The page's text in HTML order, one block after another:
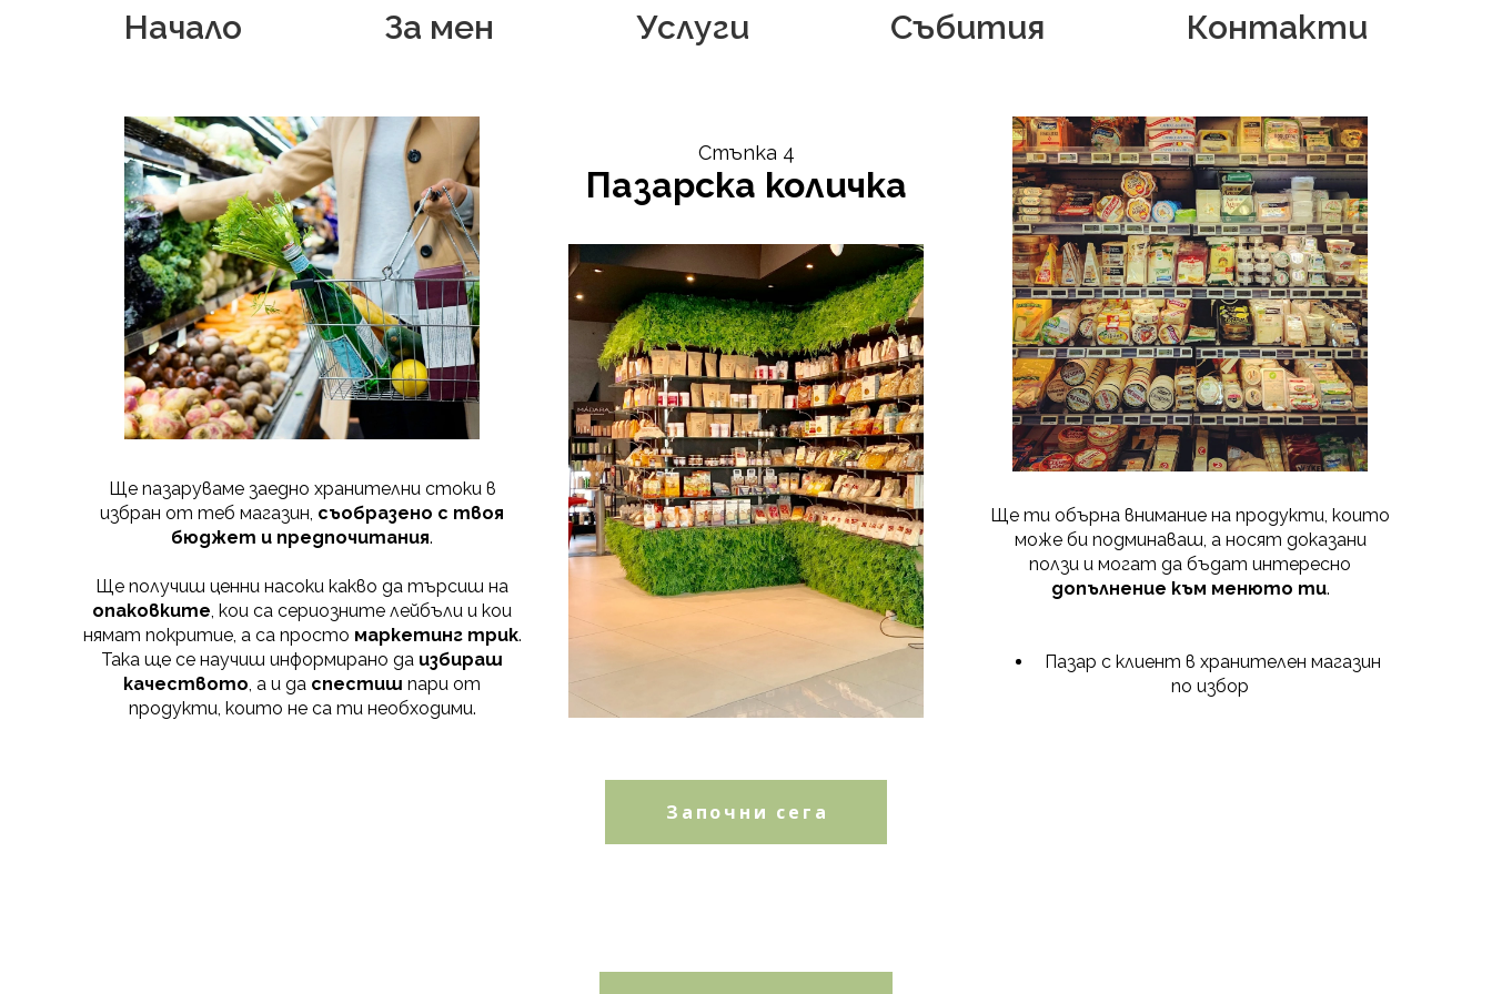
Начало За мен Услуги Събития Контакти
Ще пазаруваме заедно хранителни стоки в
избран от теб магазин, съобразено с твоя
бюджет и предпочитания.
Ще получиш ценни насоки какво да търсиш на
опаковките , кои са сериозните лейбъли и кои
нямат покритие, а са просто маркетинг трик.
Така ще се научиш информирано да избираш
качеството , а и да спестиш пари от
продукти, които не са ти необходими.
Стъпка 4
Пазарска количка
Започни сега
Ще ти обърна внимание на продукти, които
може би подминаваш, а носят доказани
ползи и могат да бъдат интересно
допълнение към менюто ти.
Пазар с клиент в хранителен магазин
по избор